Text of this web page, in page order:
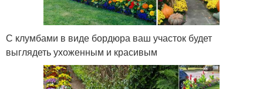
С клумбами в виде бордюра ваш участок будет
выглядеть ухоженным и красивым